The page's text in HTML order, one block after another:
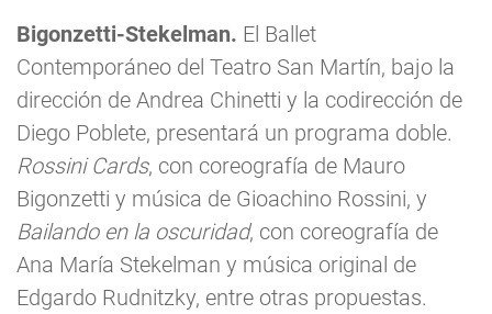
Bigonzetti-Stekelman. El Ballet
Contemporáneo del Teatro San Martín, bajo la
dirección de Andrea Chinetti y la codirección de
Diego Poblete, presentará un programa doble.
Rossini Cards, con coreografía de Mauro
Bigonzetti y música de Gioachino Rossini, y
Bailando en la oscuridad, con coreografía de
Ana María Stekelman y música original de
Edgardo Rudnitzky, entre otras propuestas.